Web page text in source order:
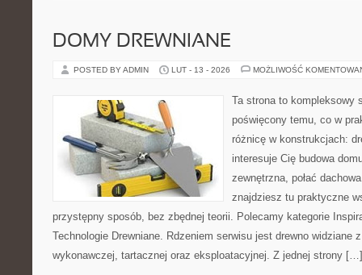
DOMY DREWNIANE
POSTED BY ADMIN LUT - 13 - 2026 MOŻLIWOŚĆ
Ta strona to kompleksowy
poświęcony temu, co w
różnicę w konstrukcjach:
interesuje Cię budowa
zewnętrzna, połać
znajdziesz tu praktyczne
przystępny sposób, bez zbędnej teorii. Polecamy kategorie
Technologie Drewniane. Rdzeniem serwisu jest drewno widziane
wykonawczej, tartacznej oraz eksploatacyjnej. Z jednej strony […]